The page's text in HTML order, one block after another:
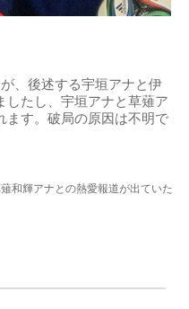
、後述する宇垣アナと伊
したし、宇垣アナと草薙ア
ます。破局の原因は不明で
和輝アナとの熱愛報道が出ていた